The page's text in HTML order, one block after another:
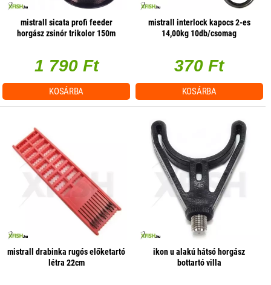
mistrall sicata profi feeder
horgász zsinór trikolor 150m
1 790 Ft
KOSÁRBA
mistrall interlock kapocs 2-es
14,00kg 10db/csomag
370 Ft
KOSÁRBA
mistrall drabinka rugós előketartó
létra 22cm
ikon u alakú hátsó horgász
bottartó villa